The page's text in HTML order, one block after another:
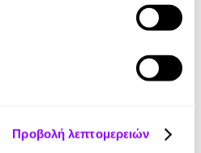
Προβολή λεπτομερειών
που πούλησε τη Ferrari